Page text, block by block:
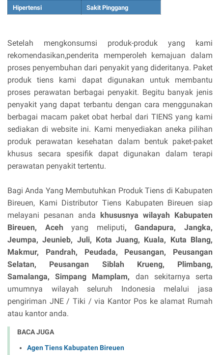
Hipertensi
Sakit Pinggang
Setelah mengkonsumsi produk-produk yang kami
rekomendasikan,penderita memperoleh kemajuan dalam
proses penyembuhan dari penyakit yang dideritanya. Paket
produk tiens kami dapat digunakan untuk membantu
proses perawatan berbagai penyakit. Begitu banyak jenis
penyakit yang dapat terbantu dengan cara menggunakan
berbagai macam paket obat herbal dari TIENS yang kami
sediakan di website ini. Kami menyediakan aneka pilihan
produk perawatan kesehatan dalam bentuk paket-paket
khusus secara spesifik dapat digunakan dalam terapi
perawatan penyakit tertentu.
Bagi Anda Yang Membutuhkan Produk Tiens di Kabupaten
Bireuen, Kami Distributor Tiens Kabupaten Bireuen siap
melayani pesanan anda khususnya wilayah Kabupaten
Bireuen, Aceh yang meliputi, Gandapura, Jangka,
Jeumpa, Jeunieb, Juli, Kota Juang, Kuala, Kuta Blang,
Makmur, Pandrah, Peudada, Peusangan, Peusangan
Selatan, Peusangan Siblah Krueng, Plimbang,
Samalanga, Simpang Mamplam, dan sekitarnya serta
umumnya wilayah seluruh Indonesia melalui jasa
pengiriman JNE / Tiki / via Kantor Pos ke alamat Rumah
atau kantor anda.
BACA JUGA
Agen Tiens Kabupaten Bireuen